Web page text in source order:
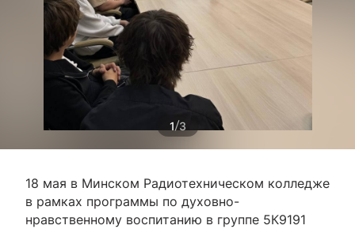
1/3
18 мая в Минском Радиотехническом колледже
в рамках программы по духовно-
нравственному воспитанию в группе 5К9191